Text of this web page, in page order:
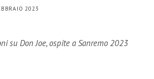
2023
su Don Joe, ospite a Sanremo 2023